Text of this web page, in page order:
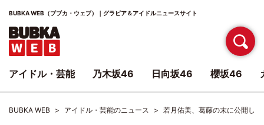
BUBKA WEB（ブブカ・ウェブ）｜グラビア＆アイドルニュースサイト
BUBKA WEB アイドル・芸能のニュース 若月佑美、葛藤の末に公開し
アイドル・芸能 乃木坂46 日向坂46 櫻坂46